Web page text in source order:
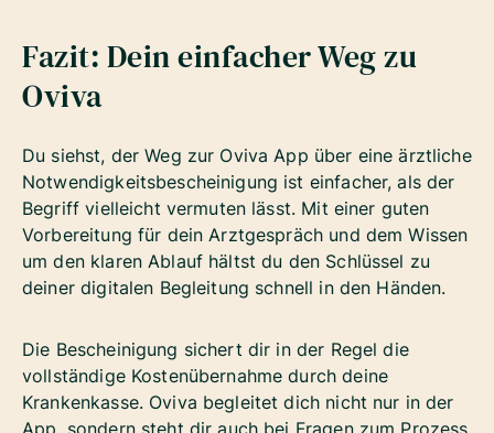
Fazit: Dein einfacher Weg zu
Oviva
Du siehst, der Weg zur Oviva App über eine ärztliche
Notwendigkeitsbescheinigung ist einfacher, als der
Begriff vielleicht vermuten lässt. Mit einer guten
Vorbereitung für dein Arztgespräch und dem Wissen
um den klaren Ablauf hältst du den Schlüssel zu
deiner digitalen Begleitung schnell in den Händen.
Die Bescheinigung sichert dir in der Regel die
vollständige Kostenübernahme durch deine
Krankenkasse. Oviva begleitet dich nicht nur in der